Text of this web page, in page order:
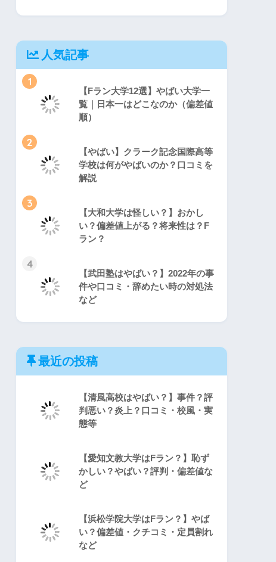
人気記事
1
【Fラン大学12選】やばい大学一
覧｜日本一はどこなのか（偏差値
順）
2
【やばい】クラーク記念国際高等
学校は何がやばいのか？口コミを
解説
3
【大和大学は怪しい？】おかし
い？偏差値上がる？将来性は？F
ラン？
4
【武田塾はやばい？】2022年の事
件や口コミ・辞めたい時の対処法
など
最近の投稿
【清風高校はやばい？】事件？評
判悪い？炎上？口コミ・校風・実
態等
【愛知文教大学はFラン？】恥ず
かしい？やばい？評判・偏差値な
ど
【浜松学院大学はFラン？】やば
い？偏差値・クチコミ・定員割れ
など